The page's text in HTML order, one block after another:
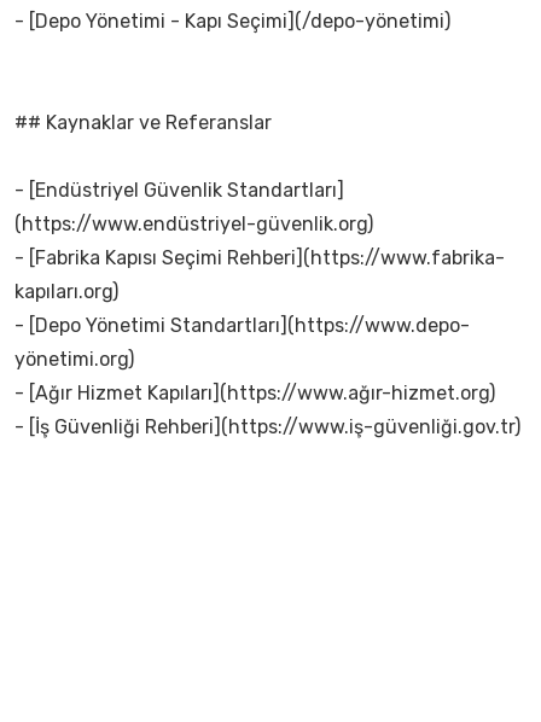
- [Depo Yönetimi - Kapı Seçimi](/depo-yönetimi)
## Kaynaklar ve Referanslar
- [Endüstriyel Güvenlik Standartları]
(https://www.endüstriyel-güvenlik.org)
- [Fabrika Kapısı Seçimi Rehberi](https://www.fabrika-
kapıları.org)
- [Depo Yönetimi Standartları](https://www.depo-
yönetimi.org)
- [Ağır Hizmet Kapıları](https://www.ağır-hizmet.org)
- [İş Güvenliği Rehberi](https://www.iş-güvenliği.gov.tr)